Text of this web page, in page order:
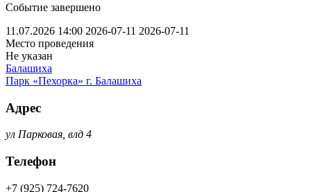
Событие завершено
11.07.2026 14:00 2026-07-11 2026-07-11
Место проведения
Не указан
Балашиха
Парк «Пехорка» г. Балашиха
Адрес
ул Парковая, влд 4
Телефон
+7 (925) 724-7620